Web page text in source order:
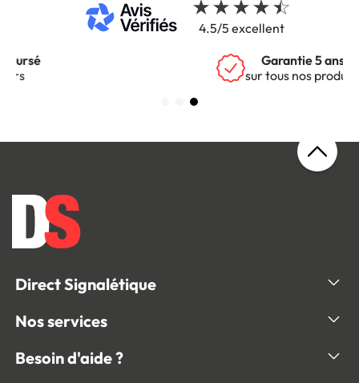
4.5/5 excellent
Garantie 5 ans
sur tous nos produits
Direct Signalétique
Nos services
Besoin d'aide ?